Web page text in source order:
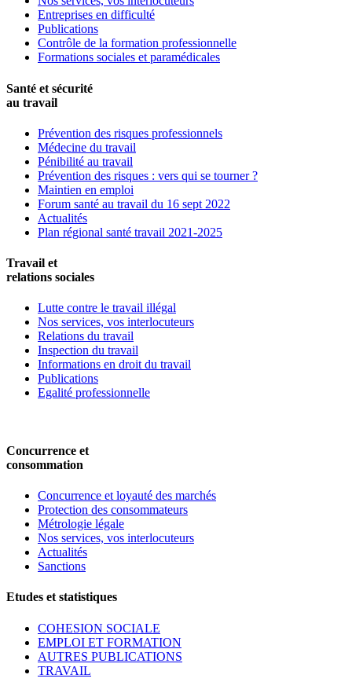
Entreprises en difficulté
Publications
Contrôle de la formation professionnelle
Formations sociales et paramédicales
Santé et sécurité
au travail
Prévention des risques professionnels
Médecine du travail
Pénibilité au travail
Prévention des risques : vers qui se tourner ?
Maintien en emploi
Forum santé au travail du 16 sept 2022
Actualités
Plan régional santé travail 2021-2025
Travail et
relations sociales
Lutte contre le travail illégal
Nos services, vos interlocuteurs
Relations du travail
Inspection du travail
Informations en droit du travail
Publications
Egalité professionnelle
Concurrence et
consommation
Concurrence et loyauté des marchés
Protection des consommateurs
Métrologie légale
Nos services, vos interlocuteurs
Actualités
Sanctions
Etudes et statistiques
COHESION SOCIALE
EMPLOI ET FORMATION
AUTRES PUBLICATIONS
TRAVAIL